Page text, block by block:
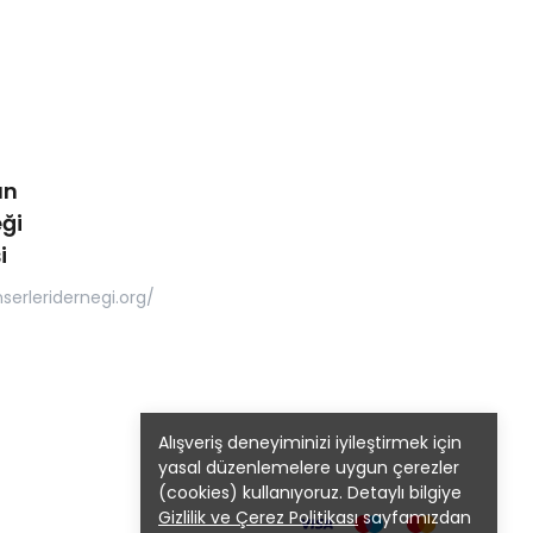
Alışveriş deneyiminizi iyileştirmek için
yasal düzenlemelere uygun çerezler
(cookies) kullanıyoruz. Detaylı bilgiye
Gizlilik ve Çerez Politikasısayfamızdan